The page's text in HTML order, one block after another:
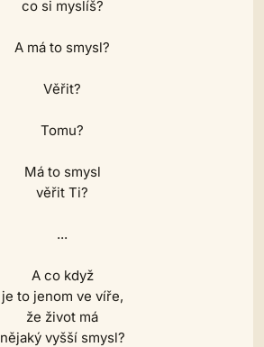
co si myslíš?
A má to smysl?
Věřit?
Tomu?
Má to smysl
věřit Ti?
...
A co když
je to jenom ve víře,
že život má
nějaký vyšší smysl?